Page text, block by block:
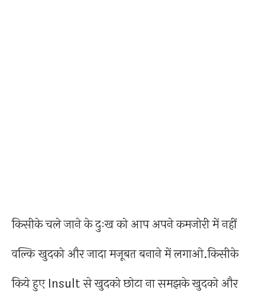
किसीके चले जाने के दुःख को आप अपने कमजोरी में नहीं
वल्कि खुदको और जादा मजूबत बनाने में लगाओ.किसीके
किये हुए Insult से खुदको छोटा ना समझके खुदको और